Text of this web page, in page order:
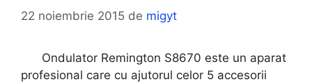
22 noiembrie 2015 de migyt
Ondulator Remington S8670 este un aparat
profesional care cu ajutorul celor 5 accesorii